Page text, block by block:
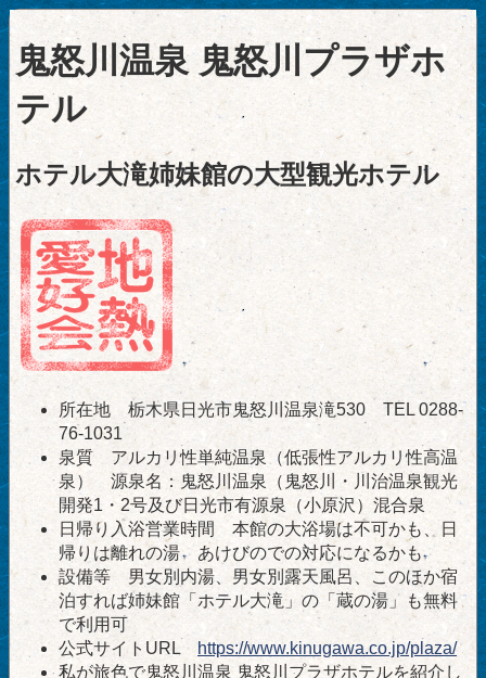
鬼怒川温泉 鬼怒川プラザホ
テル
ホテル大滝姉妹館の大型観光ホテル
所在地 栃木県日光市鬼怒川温泉滝530 TEL 0288-
76-1031
泉質 アルカリ性単純温泉（低張性アルカリ性高温
泉） 源泉名：鬼怒川温泉（鬼怒川・川治温泉観光
開発1・2号及び日光市有源泉（小原沢）混合泉
日帰り入浴営業時間 本館の大浴場は不可かも、日
帰りは離れの湯 あけびのでの対応になるかも
設備等 男女別内湯、男女別露天風呂、このほか宿
泊すれば姉妹館「ホテル大滝」の「蔵の湯」も無料
で利用可
公式サイトURL https://www.kinugawa.co.jp/plaza/
私が旅色で鬼怒川温泉 鬼怒川プラザホテルを紹介し